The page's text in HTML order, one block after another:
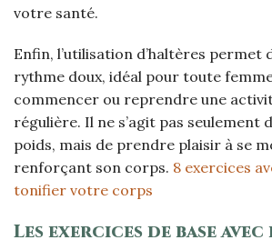
votre santé.
Enfin, l’utilisation d’haltères permet
rythme doux, idéal pour toute
commencer ou reprendre une
régulière. Il ne s’agit pas seulement
poids, mais de prendre plaisir à se
renforçant son corps. 8 exercices
tonifier votre corps
Les exercices de base